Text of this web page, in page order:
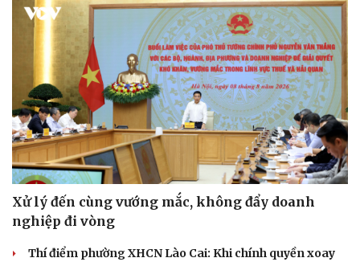
Sân khấu - Điện ảnh
Văn học
Âm nhạc
Di sản
Giải trí
Nghệ sĩ
Thời trang
Sao Việt
Xử lý đến cùng vướng mắc, không đẩy doanh
nghiệp đi vòng
Thí điểm phường XHCN Lào Cai: Khi chính quyền xoay